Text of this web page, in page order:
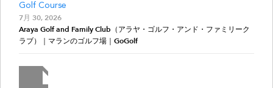
Golf Course
7月 30, 2026
Araya Golf and Family Club（アラヤ・ゴルフ・アンド・ファミリーク
ラブ）｜マランのゴルフ場｜GoGolf